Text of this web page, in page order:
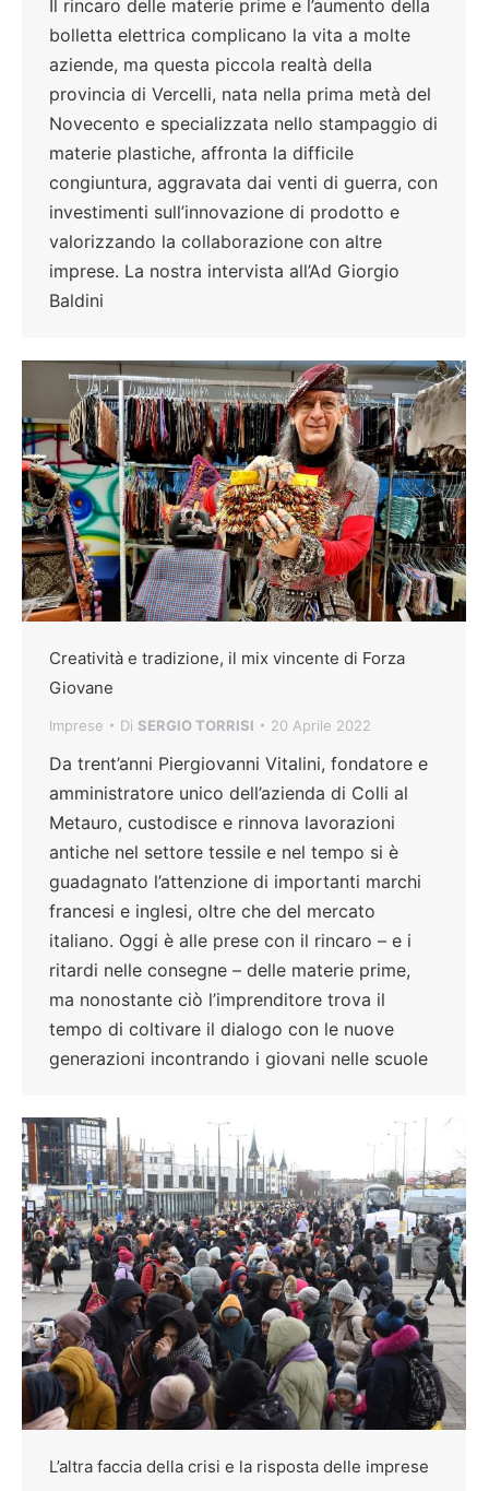
Il rincaro delle materie prime e l’aumento della
bolletta elettrica complicano la vita a molte
aziende, ma questa piccola realtà della
provincia di Vercelli, nata nella prima metà del
Novecento e specializzata nello stampaggio di
materie plastiche, affronta la difficile
congiuntura, aggravata dai venti di guerra, con
investimenti sull’innovazione di prodotto e
valorizzando la collaborazione con altre
imprese. La nostra intervista all’Ad Giorgio
Baldini
Creatività e tradizione, il mix vincente di Forza
Giovane
Imprese Di SERGIO TORRISI 20 Aprile 2022
Da trent’anni Piergiovanni Vitalini, fondatore e
amministratore unico dell’azienda di Colli al
Metauro, custodisce e rinnova lavorazioni
antiche nel settore tessile e nel tempo si è
guadagnato l’attenzione di importanti marchi
francesi e inglesi, oltre che del mercato
italiano. Oggi è alle prese con il rincaro – e i
ritardi nelle consegne – delle materie prime,
ma nonostante ciò l’imprenditore trova il
tempo di coltivare il dialogo con le nuove
generazioni incontrando i giovani nelle scuole
L’altra faccia della crisi e la risposta delle imprese